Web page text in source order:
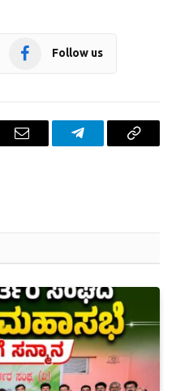
Follow us
Email TelegramCopy